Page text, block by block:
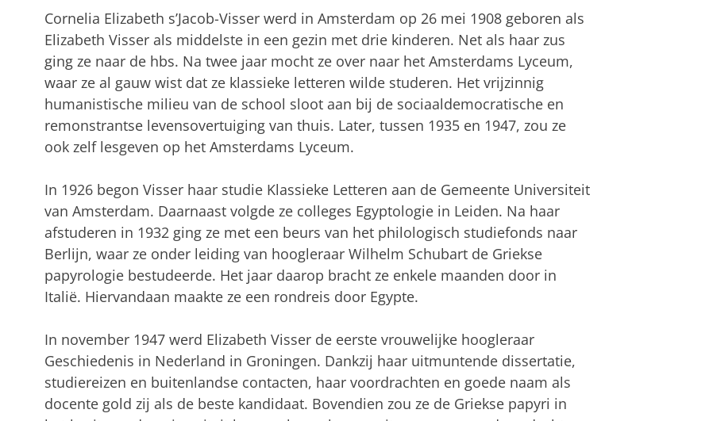
Cornelia Elizabeth s’Jacob-Visser werd in Amsterdam op 26 mei 1908 geboren als
Elizabeth Visser als middelste in een gezin met drie kinderen. Net als haar zus
ging ze naar de hbs. Na twee jaar mocht ze over naar het Amsterdams Lyceum,
waar ze al gauw wist dat ze klassieke letteren wilde studeren. Het vrijzinnig
humanistische milieu van de school sloot aan bij de sociaaldemocratische en
remonstrantse levensovertuiging van thuis. Later, tussen 1935 en 1947, zou ze
ook zelf lesgeven op het Amsterdams Lyceum.
In 1926 begon Visser haar studie Klassieke Letteren aan de Gemeente Universiteit
van Amsterdam. Daarnaast volgde ze colleges Egyptologie in Leiden. Na haar
afstuderen in 1932 ging ze met een beurs van het philologisch studiefonds naar
Berlijn, waar ze onder leiding van hoogleraar Wilhelm Schubart de Griekse
papyrologie bestudeerde. Het jaar daarop bracht ze enkele maanden door in
Italië. Hiervandaan maakte ze een rondreis door Egypte.
In november 1947 werd Elizabeth Visser de eerste vrouwelijke hoogleraar
Geschiedenis in Nederland in Groningen. Dankzij haar uitmuntende dissertatie,
studiereizen en buitenlandse contacten, haar voordrachten en goede naam als
docente gold zij als de beste kandidaat. Bovendien zou ze de Griekse papyri in